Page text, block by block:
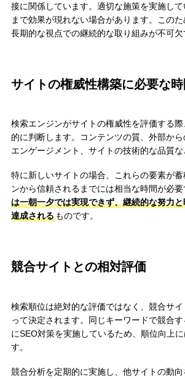
接に関係しています。適切な施策を実施し
まで効果が現れない場合があります。この
長期的な視点での継続的な取り組みが不可欠
サイトの権威性構築に必要な時
検索エンジンがサイトの権威性を評価する
的に判断します。コンテンツの質、外部か
エンゲージメント、サイトの技術的な品質な
特に新しいサイトの場合、これらの要素が
ンから信頼されるまでには相当な時間が必要
は一朝一夕では実現できず、継続的な努力
達成されるものです。
競合サイトとの相対評価
検索順位は絶対的な評価ではなく、競合サ
って決定されます。同じキーワードで競合
にSEO対策を実施しているため、順位向上
す。
競合分析を定期的に実施し、他サイトの動向